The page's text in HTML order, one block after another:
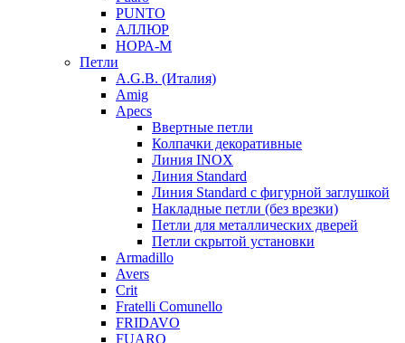
PUNTO
АЛЛЮР
НОРА-М
Петли
A.G.B. (Италия)
Amig
Apecs
Ввертные петли
Колпачки декоративные
Линия INOX
Линия Standard
Линия Standard с фигурной заглушкой
Накладные петли (без врезки)
Петли для металлических дверей
Петли скрытой установки
Armadillo
Avers
Crit
Fratelli Comunello
FRIDAVO
FUARO